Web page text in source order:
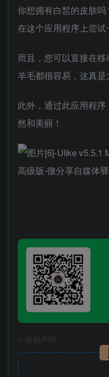
你想拥有白皙的皮肤
在这个应用程序上尝试
而且，您可以直接在
羊毛都很容易，这真是
此外，通过此应用程
然和美丽！
版权声明